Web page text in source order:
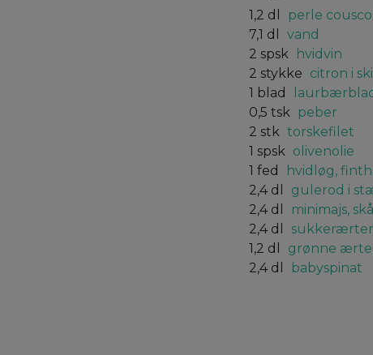
1,2 dl
perle
7,1 dl
vand
2 spsk
hvidvin
2 stykke citron i
1 blad
0,5 tsk peber
2 stk torskefilet
1 spsk olivenolie
1 fed
hvidløg,
2,4 dl
gulerod i
2,4 dl
minimajs,
2,4 dl
sukkerærter
1,2 dl
grønne
2,4 dl babyspinat